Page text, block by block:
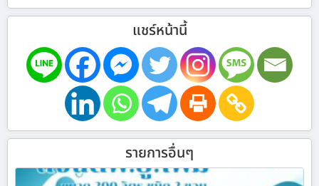
แชร์หน้านี้
รายการอื่นๆ